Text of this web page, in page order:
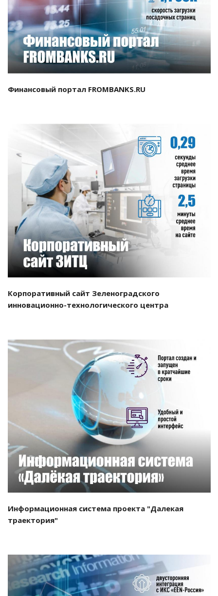
Смотреть проект
Финансовый портал FROMBANKS.RU
Смотреть проект
Корпоративный сайт Зеленоградского
инновационно-технологического центра
Смотреть проект
Информационная система проекта "Далекая
траектория"